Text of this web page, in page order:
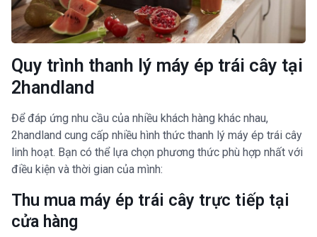
Quy trình thanh lý máy ép trái cây tại
2handland
Để đáp ứng nhu cầu của nhiều khách hàng khác nhau,
2handland cung cấp nhiều hình thức thanh lý máy ép trái cây
linh hoạt. Bạn có thể lựa chọn phương thức phù hợp nhất với
điều kiện và thời gian của mình:
Thu mua máy ép trái cây trực tiếp tại
cửa hàng